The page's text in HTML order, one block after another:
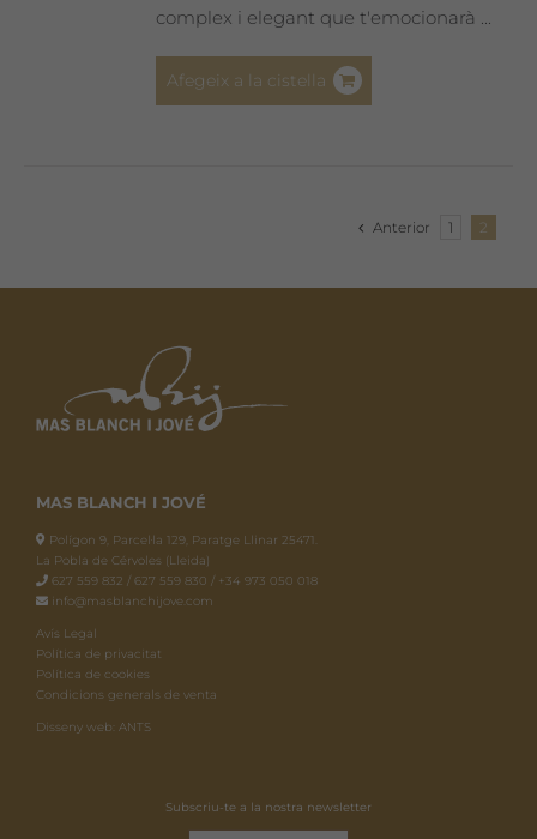
complex i elegant que t'emocionarà ...
Afegeix a la cistella
Anterior 1 2
MAS BLANCH I JOVÉ
Polígon 9, Parcel·la 129, Paratge Llinar 25471.
La Pobla de Cérvoles (Lleida)
627 559 832 / 627 559 830 / +34 973 050 018
info@masblanchijove.com
Avís Legal
Política de privacitat
Política de cookies
Condicions generals de venta
Disseny web: ANTS
Subscriu-te a la nostra newsletter